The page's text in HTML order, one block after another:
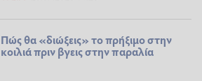
Πώς θα «διώξεις» το πρήξιμο στην
κοιλιά πριν βγεις στην παραλία